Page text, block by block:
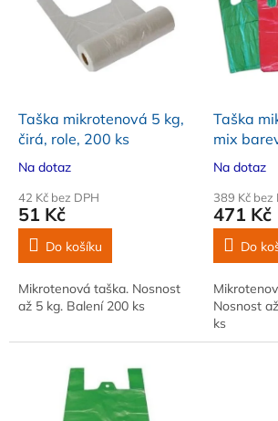
d
u
ů
Taška mikrotenová 5 kg,
čirá, role, 200 ks
Na dotaz
42 Kč bez DPH
51 Kč
Do košíku
Mikrotenová taška. Nosnost
až 5 kg. Balení 200 ks
Taška
mix
Na dotaz
389 Kč bez
471 Kč
Do
Nosnost
ks